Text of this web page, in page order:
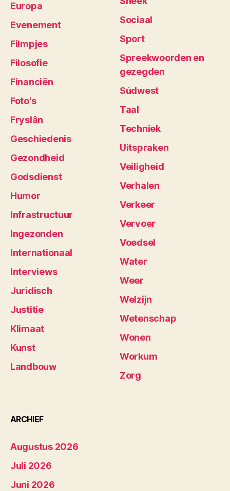
Europa
Evenement
Filmpjes
Filosofie
Financiën
Foto's
Fryslân
Geschiedenis
Gezondheid
Godsdienst
Humor
Infrastructuur
Ingezonden
Internationaal
Interviews
Juridisch
Justitie
Klimaat
Kunst
Landbouw
Sociaal
Sport
Spreekwoorden en
gezegden
Súdwest
Taal
Techniek
Uitspraken
Veiligheid
Verhalen
Verkeer
Vervoer
Voedsel
Water
Weer
Welzijn
Wetenschap
Wonen
Workum
Zorg
ARCHIEF
Augustus 2026
Juli 2026
Juni 2026